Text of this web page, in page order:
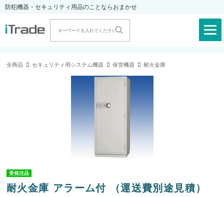
防犯機器・セキュリティ用品のことならおまかせ
全商品 セキュリティ用システム機器 保管機器 耐火金庫
受発注品
耐火金庫 アラーム付 （運送費別途見積）